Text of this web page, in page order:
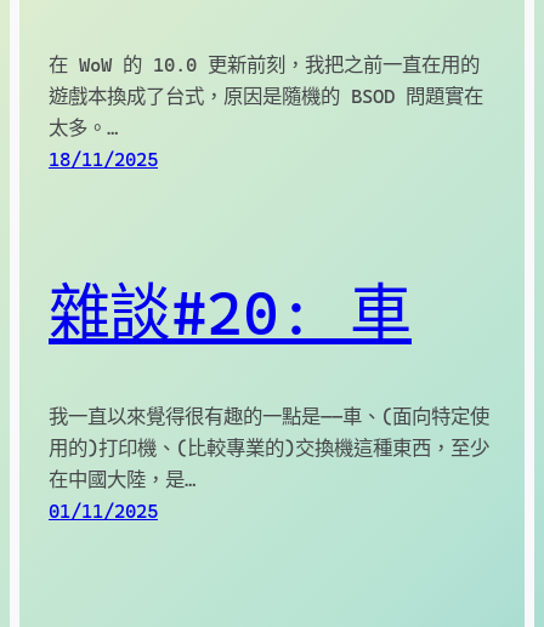
在 WoW 的 10.0 更新前刻，我把之前一直在用的
遊戲本換成了台式，原因是隨機的 BSOD 問題實在
太多。…
18/11/2025
雜談#20: 車
我一直以來覺得很有趣的一點是——車、(面向特定使
用的)打印機、(比較專業的)交換機這種東西，至少
在中國大陸，是…
01/11/2025